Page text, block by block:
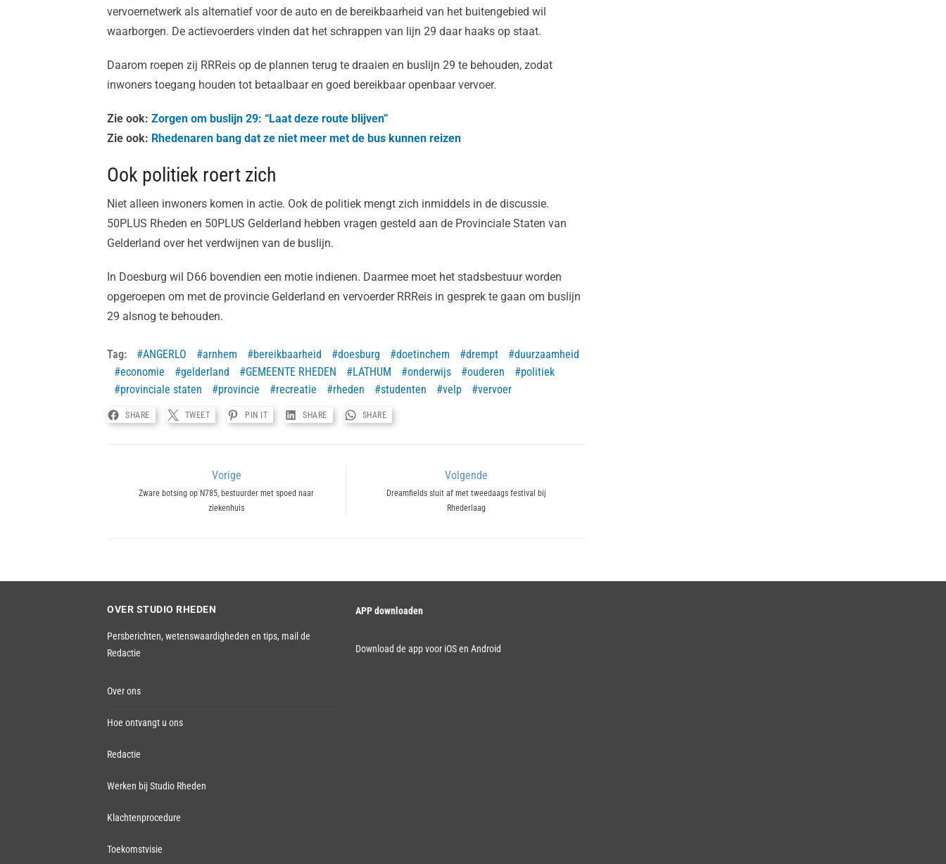
vervoernetwerk als alternatief voor de auto en de bereikbaarheid van het buitengebied wil
waarborgen. De actievoerders vinden dat het schrappen van lijn 29 daar haaks op staat.
Daarom roepen zij RRReis op de plannen terug te draaien en buslijn 29 te behouden, zodat
inwoners toegang houden tot betaalbaar en goed bereikbaar openbaar vervoer.
Zie ook: Zorgen om buslijn 29: “Laat deze route blijven”
Zie ook: Rhedenaren bang dat ze niet meer met de bus kunnen reizen
Ook politiek roert zich
Niet alleen inwoners komen in actie. Ook de politiek mengt zich inmiddels in de discussie.
50PLUS Rheden en 50PLUS Gelderland hebben vragen gesteld aan de Provinciale Staten van
Gelderland over het verdwijnen van de buslijn.
In Doesburg wil D66 bovendien een motie indienen. Daarmee moet het stadsbestuur worden
opgeroepen om met de provincie Gelderland en vervoerder RRReis in gesprek te gaan om buslijn
29 alsnog te behouden.
Tag: ANGERLO arnhem bereikbaarheid doesburg doetinchem drempt
duurzaamheid
economie
gelderland GEMEENTE RHEDEN LATHUM onderwijs ouderen
politiek
provinciale staten
provincie recreatie rheden studenten velp vervoer
SHARE TWEET PIN IT SHARE SHARE
navigatie
Vorige
Previous
Zware botsing op N785, bestuurder met spoed naar
ziekenhuis
Volgende
NextDreamfields sluit af met tweedaags festival bij
Rhederlaag
OVER STUDIO RHEDEN
Persberichten, wetenswaardigheden en tips, mail de
Redactie
Over ons
Hoe ontvangt u ons
Redactie
Werken bij Studio Rheden
Klachtenprocedure
Toekomstvisie
APP downloaden
Download de app voor iOS en Android